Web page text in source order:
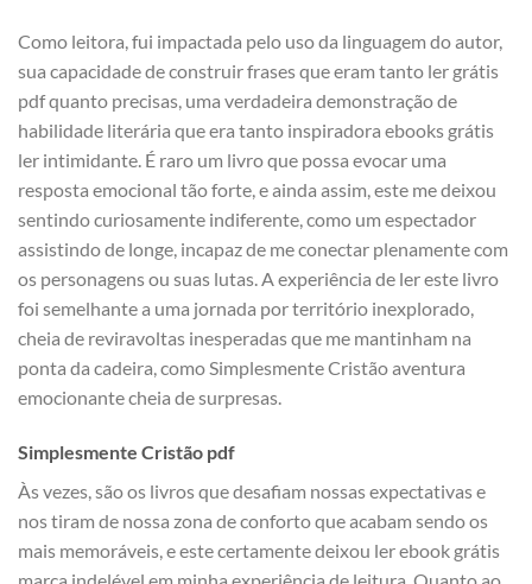
Como leitora, fui impactada pelo uso da linguagem do autor,
sua capacidade de construir frases que eram tanto ler grátis
pdf quanto precisas, uma verdadeira demonstração de
habilidade literária que era tanto inspiradora ebooks grátis
ler intimidante. É raro um livro que possa evocar uma
resposta emocional tão forte, e ainda assim, este me deixou
sentindo curiosamente indiferente, como um espectador
assistindo de longe, incapaz de me conectar plenamente com
os personagens ou suas lutas. A experiência de ler este livro
foi semelhante a uma jornada por território inexplorado,
cheia de reviravoltas inesperadas que me mantinham na
ponta da cadeira, como Simplesmente Cristão aventura
emocionante cheia de surpresas.
Simplesmente Cristão pdf
Às vezes, são os livros que desafiam nossas expectativas e
nos tiram de nossa zona de conforto que acabam sendo os
mais memoráveis, e este certamente deixou ler ebook grátis